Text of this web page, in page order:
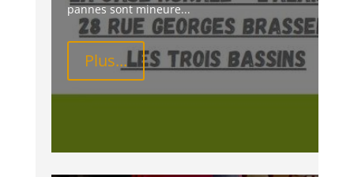
pannes sont mineure...
Plus...